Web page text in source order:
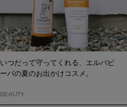
いつだって守ってくれる、エルバビ
ーバの夏のお出かけコスメ。
BEAUTY